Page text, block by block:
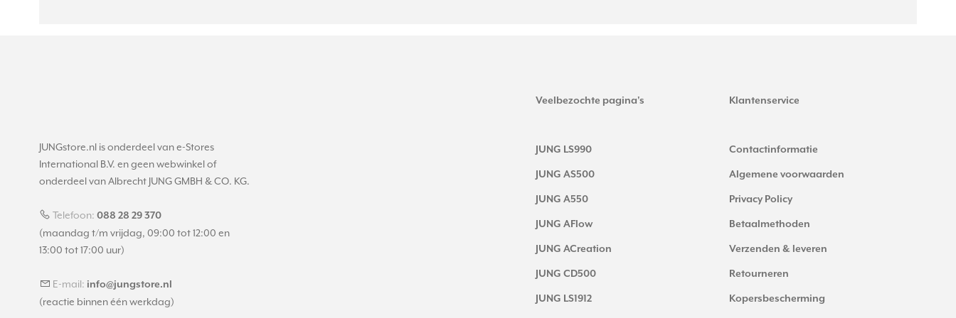
JUNGstore.nl is onderdeel van e-Stores
International B.V. en geen webwinkel of
onderdeel van Albrecht JUNG GMBH & CO. KG.
Telefoon: 088 28 29 370
(maandag t/m vrijdag, 09:00 tot 12:00 en
13:00 tot 17:00 uur)
E-mail: info@jungstore.nl
(reactie binnen één werkdag)
Veelbezochte pagina's
JUNG LS990
JUNG AS500
JUNG A550
JUNG AFlow
JUNG ACreation
JUNG CD500
JUNG LS1912
Klantenservice
Contactinformatie
Algemene voorwaarden
Privacy Policy
Betaalmethoden
Verzenden & leveren
Retourneren
Kopersbescherming